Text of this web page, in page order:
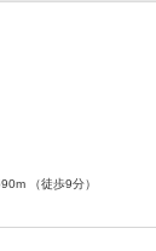
（徒歩9分）